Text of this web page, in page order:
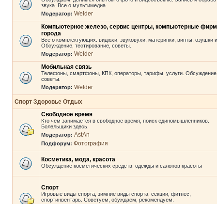
звука. Все о мультимедиа.
Модератор: Welder
Компьютерное железо, сервис центры, компьютерные
города
Все о комплектующих: видюхи, звуковухи, материнки, винты, озушки
Обсуждение, тестирование, советы.
Модератор: Welder
Мобильная связь
Телефоны, смартфоны, КПК, операторы, тарифы, услуги.
советы.
Модератор: Welder
Спорт Здоровье Отдых
Свободное время
Кто чем занимается в свободное время, поиск единомышленников.
Болельщики здесь.
Модератор: AstAn
Подфорум: Фотография
Косметика, мода, красота
Обсуждение косметических средств, одежды и салонов красоты
Спорт
Игровые виды спорта, зимние виды спорта, секции, фитнес,
спортинвентарь. Советуем, обуждаем, рекомендуем.